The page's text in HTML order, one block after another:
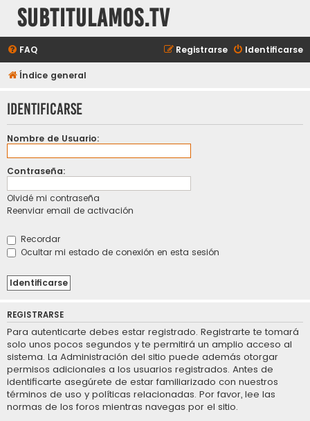
subtitulamos.tv
FAQ Identificarse
Registrarse
Índice general
Identificarse
Nombre de Usuario:
Contraseña:
Olvidé mi contraseña
Reenviar email de activación
Recordar
Ocultar mi estado de conexión en esta sesión
REGISTRARSE
Para autenticarte debes estar registrado. Registrarte te tomará
solo unos pocos segundos y te permitirá un amplio acceso al
sistema. La Administración del sitio puede además otorgar
permisos adicionales a los usuarios registrados. Antes de
identificarte asegúrete de estar familiarizado con nuestros
términos de uso y políticas relacionadas. Por favor, lee las
normas de los foros mientras navegas por el sitio.